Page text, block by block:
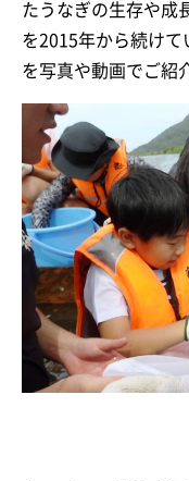
たうなぎの生存や成
を2015年から続け
を写真や動画でご紹